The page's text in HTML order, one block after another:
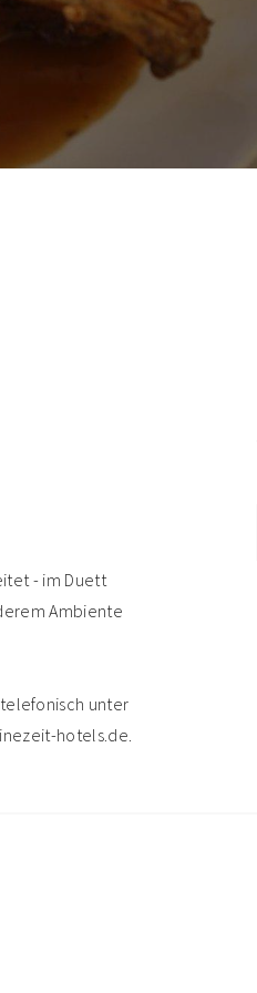
- im Duett
Ambiente
unter
hotels.de.